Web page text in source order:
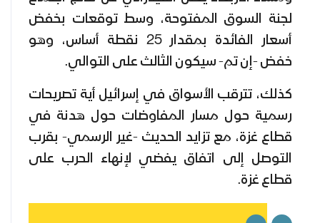
لجنة السوق المفتوحة، وسط توقعات بخفض
أسعار الفائدة بمقدار 25 نقطة أساس، وهو
خفض -إن تم- سيكون الثالث على التوالي.
كذلك، تترقب الأسواق في إسرائيل أية تصريحات
رسمية حول مسار المفاوضات حول هدنة في
قطاع غزة، مع تزايد الحديث -غير الرسمي- بقرب
التوصل إلى اتفاق يفضي لإنهاء الحرب على
قطاع غزة.